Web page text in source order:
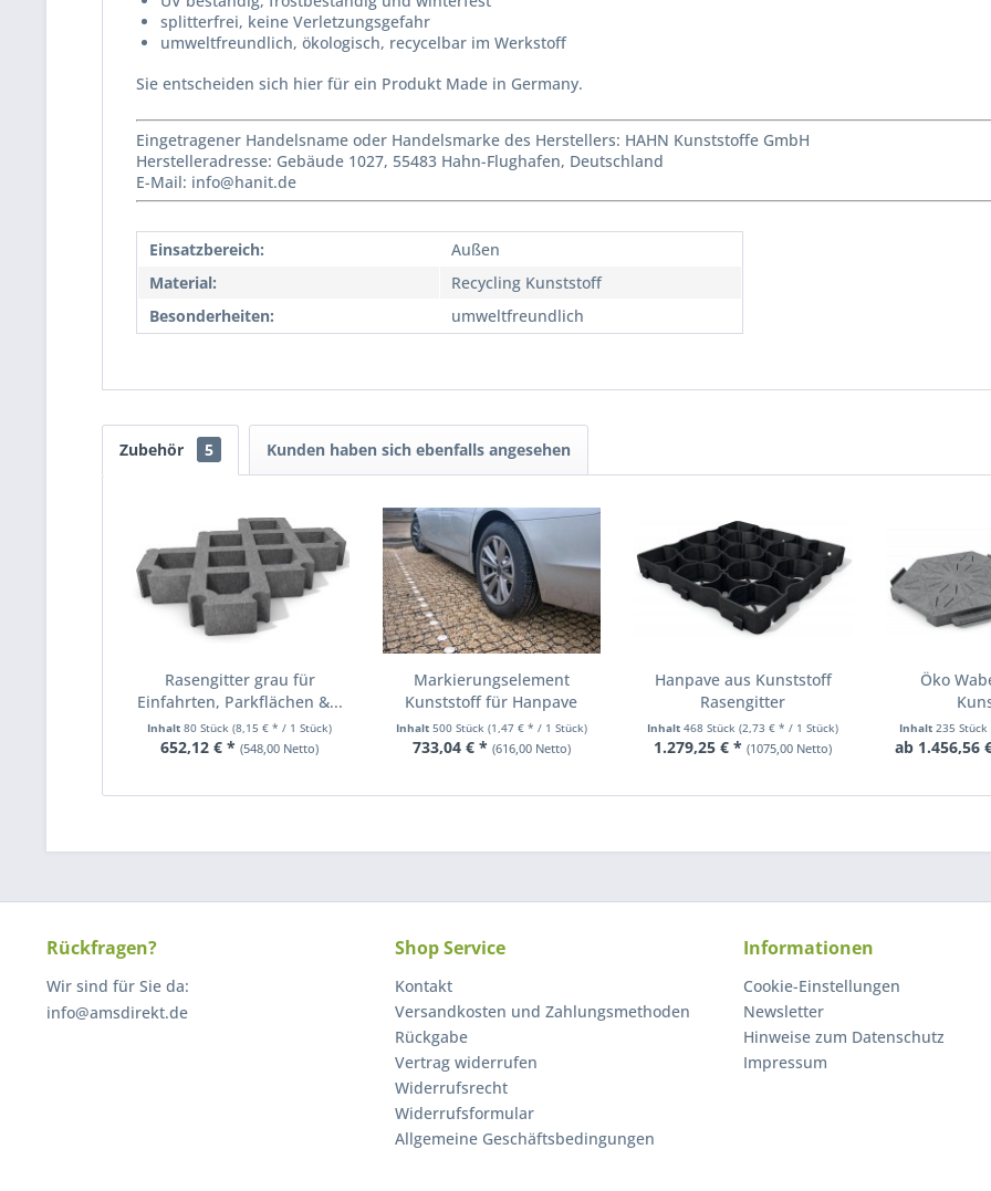
splitterfrei, keine Verletzungsgefahr
umweltfreundlich, ökologisch, recycelbar im Werkstoff
Sie entscheiden sich hier für ein Produkt Made in Germany.
Eingetragener Handelsname oder Handelsmarke des Herstellers: HAHN Kunststoffe GmbH
Herstelleradresse: Gebäude 1027, 55483 Hahn-Flughafen, Deutschland
E-Mail: info@hanit.de
Einsatzbereich:
Außen
Material:
Recycling Kunststoff
Besonderheiten:
umweltfreundlich
Zubehör 5 Kunden haben sich ebenfalls angesehen
Rasengitter grau für
Einfahrten, Parkflächen &...
Inhalt80 Stück(8,15 € * / 1 Stück)
652,12 € * (548,00 Netto)
Markierungselement
Kunststoff für Hanpave
Inhalt 500 Stück (1,47 € * / 1 Stück)
733,04 € * (616,00 Netto)
Hanpave aus Kunststoff
Rasengitter
Inhalt468 Stück(2,73 € * / 1 Stück)
1.279,25 € * (1075,00 Netto)
Öko
Inhalt235 Stück
ab 1.456,56
Rückfragen?
Wir sind für Sie da:
info@amsdirekt.de
Shop Service
Kontakt
Versandkosten und Zahlungsmethoden
Rückgabe
Vertrag widerrufen
Widerrufsrecht
Widerrufsformular
Allgemeine Geschäftsbedingungen
Informationen
Cookie-Einstellungen
Newsletter
Hinweise zum Datenschutz
Impressum